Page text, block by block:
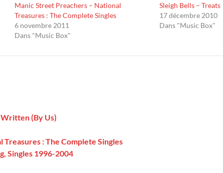
Manic Street Preachers – National
Treasures : The Complete Singles
6 novembre 2011
Dans "Music Box"
Sleigh Bells – Treats
17 décembre 2010
Dans "Music Box"
(By Us)
: The Complete Singles
Singles 1996-2004